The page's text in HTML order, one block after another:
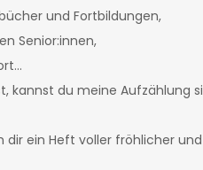
und Fortbildungen,
Senior:innen,
kannst du meine Aufzählung
ein Heft voller fröhlicher